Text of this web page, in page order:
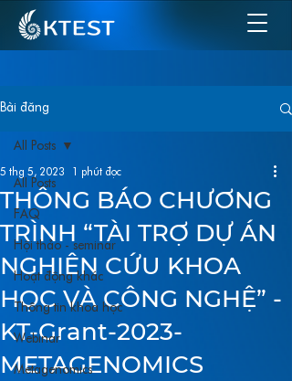
Bài đăng
All Posts
FAQ
Hội thảo - seminar
Hoạt động khác
Thông tin khoa học
Webinar
Metagenomics
All Posts
THÔNG BÁO CHƯƠNG
TRÌNH “TÀI TRỢ DỰ ÁN
NGHIÊN CỨU KHOA
HỌC VÀ CÔNG NGHỆ” -
KT-Grant-2023-
METAGENOMICS
5 thg 5, 2023 1 phút đọc